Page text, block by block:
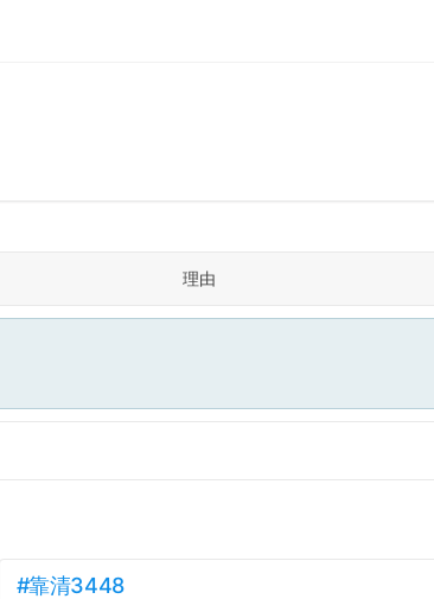
理由
#靠清3448